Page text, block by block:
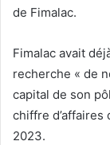
de Fimalac.
Fimalac avait
recherche « de
capital de son
chiffre d’affaires
2023.